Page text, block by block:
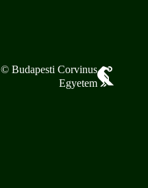
© Budapesti Corvinus
Egyetem